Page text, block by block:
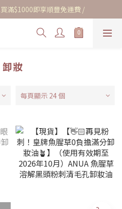
滿$1000即享順豐免運費 /
卸妝
每頁顯示 24 個